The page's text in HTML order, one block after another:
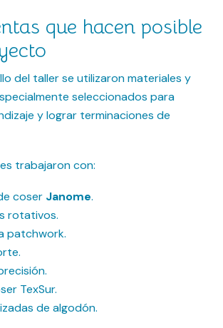
que hacen posible
del taller se utilizaron materiales y
seleccionados para
y lograr terminaciones de
trabajaron con:
coser Janome.
rotativos.
patchwork.
TexSur.
de algodón.